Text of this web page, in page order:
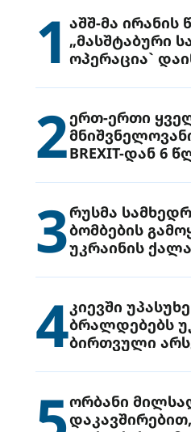
1 აშშ-მა ირანის
„მასშტაბური
ოპერაცია`
2ერთ-ერთი
BREXIT-დან 6
3რუსმა
ბომბების
უკრაინის
4კიევში
ბრალდებებს
ბირთვული
ორბანი